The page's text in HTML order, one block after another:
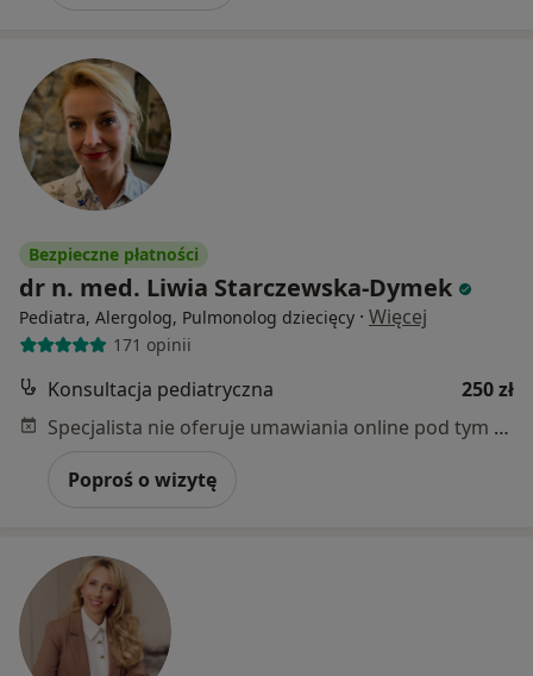
Bezpieczne płatności
dr n. med. Liwia Starczewska-Dymek
Pediatra, Alergolog, Pulmonolog dziecięcy · Więcej
171 opinii
Konsultacja pediatryczna
250 zł
Specjalista nie oferuje umawiania online pod tym adresem.
Poproś o wizytę